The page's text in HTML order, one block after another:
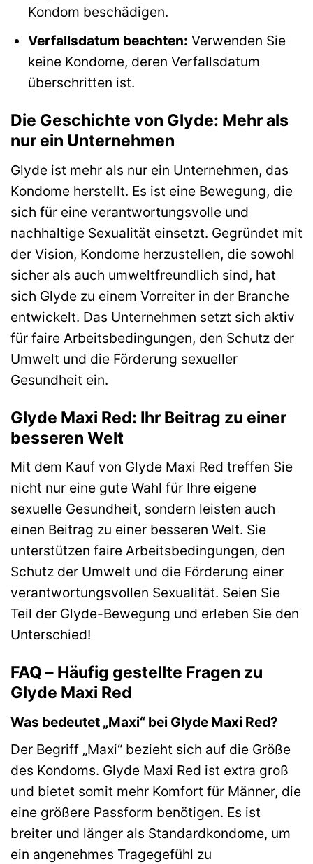
Kondom beschädigen.
Verfallsdatum beachten: Verwenden Sie
keine Kondome, deren Verfallsdatum
überschritten ist.
Die Geschichte von Glyde: Mehr als
nur ein Unternehmen
Glyde ist mehr als nur ein Unternehmen, das
Kondome herstellt. Es ist eine Bewegung, die
sich für eine verantwortungsvolle und
nachhaltige Sexualität einsetzt. Gegründet mit
der Vision, Kondome herzustellen, die sowohl
sicher als auch umweltfreundlich sind, hat
sich Glyde zu einem Vorreiter in der Branche
entwickelt. Das Unternehmen setzt sich aktiv
für faire Arbeitsbedingungen, den Schutz der
Umwelt und die Förderung sexueller
Gesundheit ein.
Glyde Maxi Red: Ihr Beitrag zu einer
besseren Welt
Mit dem Kauf von Glyde Maxi Red treffen Sie
nicht nur eine gute Wahl für Ihre eigene
sexuelle Gesundheit, sondern leisten auch
einen Beitrag zu einer besseren Welt. Sie
unterstützen faire Arbeitsbedingungen, den
Schutz der Umwelt und die Förderung einer
verantwortungsvollen Sexualität. Seien Sie
Teil der Glyde-Bewegung und erleben Sie den
Unterschied!
FAQ – Häufig gestellte Fragen zu
Glyde Maxi Red
Was bedeutet „Maxi“ bei Glyde Maxi Red?
Der Begriff „Maxi“ bezieht sich auf die Größe
des Kondoms. Glyde Maxi Red ist extra groß
und bietet somit mehr Komfort für Männer, die
eine größere Passform benötigen. Es ist
breiter und länger als Standardkondome, um
ein angenehmes Tragegefühl zu